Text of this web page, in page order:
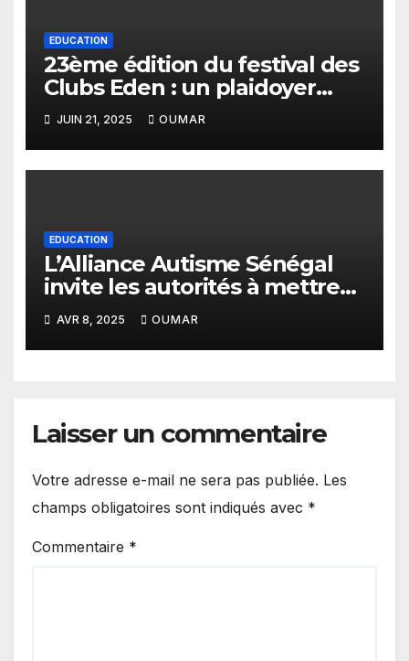
EDUCATION
23ème édition du festival des
Clubs Eden : un plaidoyer
pour un budget sensible aux
droits de l’enfant
JUIN 21, 2025 OUMAR
EDUCATION
L’Alliance Autisme Sénégal
invite les autorités à mettre
en place un programme
d’inclusion scolaire pour les
enfants autistes
AVR 8, 2025 OUMAR
Laisser un commentaire
Votre adresse e-mail ne sera pas publiée. Les
champs obligatoires sont indiqués avec *
Commentaire *